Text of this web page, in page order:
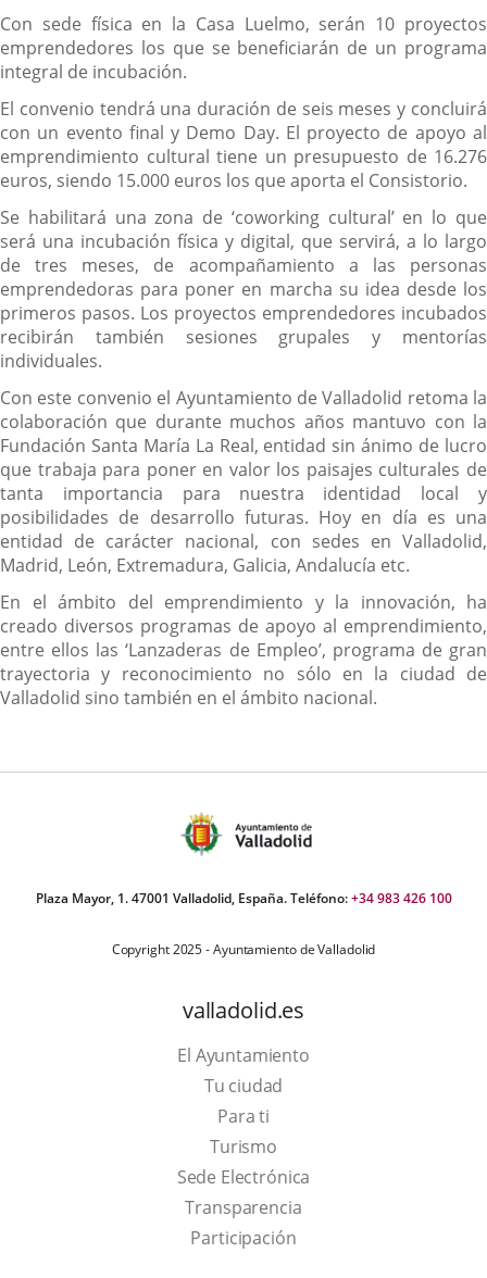
Con sede física en la Casa Luelmo, serán 10 proyectos
emprendedores los que se beneficiarán de un programa
integral de incubación.
El convenio tendrá una duración de seis meses y concluirá
con un evento final y Demo Day. El proyecto de apoyo al
emprendimiento cultural tiene un presupuesto de 16.276
euros, siendo 15.000 euros los que aporta el Consistorio.
Se habilitará una zona de ‘coworking cultural’ en lo que
será una incubación física y digital, que servirá, a lo largo
de tres meses, de acompañamiento a las personas
emprendedoras para poner en marcha su idea desde los
primeros pasos. Los proyectos emprendedores incubados
recibirán también sesiones grupales y mentorías
individuales.
Con este convenio el Ayuntamiento de Valladolid retoma la
colaboración que durante muchos años mantuvo con la
Fundación Santa María La Real, entidad sin ánimo de lucro
que trabaja para poner en valor los paisajes culturales de
tanta importancia para nuestra identidad local y
posibilidades de desarrollo futuras. Hoy en día es una
entidad de carácter nacional, con sedes en Valladolid,
Madrid, León, Extremadura, Galicia, Andalucía etc.
En el ámbito del emprendimiento y la innovación, ha
creado diversos programas de apoyo al emprendimiento,
entre ellos las ‘Lanzaderas de Empleo’, programa de gran
trayectoria y reconocimiento no sólo en la ciudad de
Valladolid sino también en el ámbito nacional.
Plaza Mayor, 1. 47001 Valladolid, España. Teléfono:+34 983 426 100
Copyright 2025 - Ayuntamiento de Valladolid
valladolid.es
El Ayuntamiento
Tu ciudad
Para ti
TurismoThis
link
will
open
Sede Electrónica
Transparencia
Participación